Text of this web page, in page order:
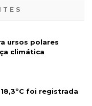
ursos polares
climática
foi registrada